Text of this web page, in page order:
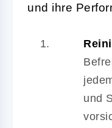
und ihre
und